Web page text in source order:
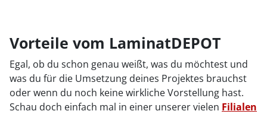
Vorteile vom LaminatDEPOT
Egal, ob du schon genau weißt, was du möchtest und
was du für die Umsetzung deines Projektes brauchst
oder wenn du noch keine wirkliche Vorstellung hast.
Schau doch einfach mal in einer unserer vielen Filialen